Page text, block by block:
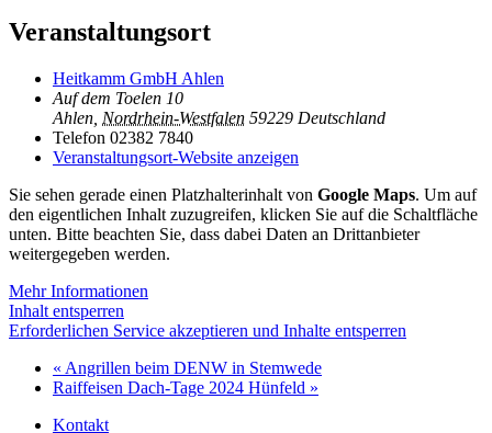
Veranstaltungsort
Heitkamm GmbH Ahlen
Auf dem Toelen 10
Ahlen Nordrhein-Westfalen 59229 Deutschland
Telefon 02382 7840
Veranstaltungsort-Website anzeigen
Sie sehen gerade einen Platzhalterinhalt von Google Maps. Um auf
den eigentlichen Inhalt zuzugreifen, klicken Sie auf die Schaltfläche
unten. Bitte beachten Sie, dass dabei Daten an Drittanbieter
weitergegeben werden.
Mehr Informationen
Inhalt entsperren
Erforderlichen Service akzeptieren und Inhalte entsperren
« Angrillen beim DENW in Stemwede
Raiffeisen Dach-Tage 2024 Hünfeld »
Kontakt